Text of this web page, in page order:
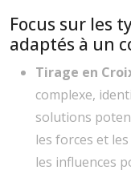
Focus sur les
adaptés à un
Tirage en
complexe,
solutions
les forces et
les influences